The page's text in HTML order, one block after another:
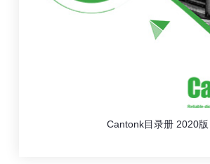
Cantonk目录册 2020版